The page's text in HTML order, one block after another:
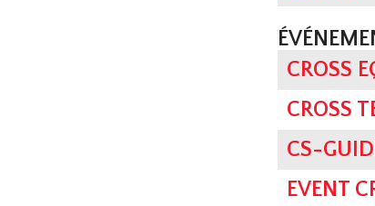
CROSS
CROSS
CS-
EVENT